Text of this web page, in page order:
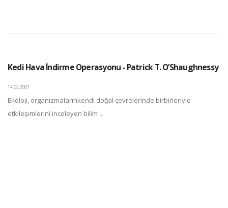
Kedi Hava İndirme Operasyonu - Patrick T. O’Shaughnessy
14.02.2021
Ekoloji, organizmalarınkendi doğal çevrelerinde birbirleriyle
etkileşimlerini inceleyen bilim ...